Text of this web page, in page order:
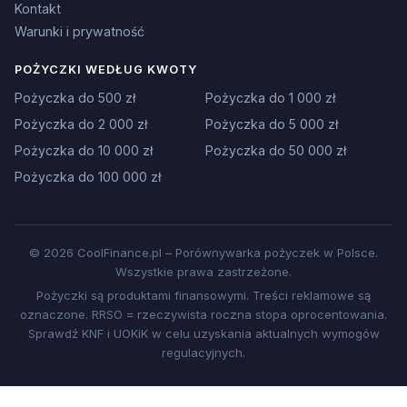
Kontakt
Warunki i prywatność
POŻYCZKI WEDŁUG KWOTY
Pożyczka do 500 zł
Pożyczka do 1 000 zł
Pożyczka do 2 000 zł
Pożyczka do 5 000 zł
Pożyczka do 10 000 zł
Pożyczka do 50 000 zł
Pożyczka do 100 000 zł
© 2026 CoolFinance.pl – Porównywarka pożyczek w Polsce.
Wszystkie prawa zastrzeżone.
Pożyczki są produktami finansowymi. Treści reklamowe są
oznaczone. RRSO = rzeczywista roczna stopa oprocentowania.
Sprawdź KNF i UOKiK w celu uzyskania aktualnych wymogów
regulacyjnych.